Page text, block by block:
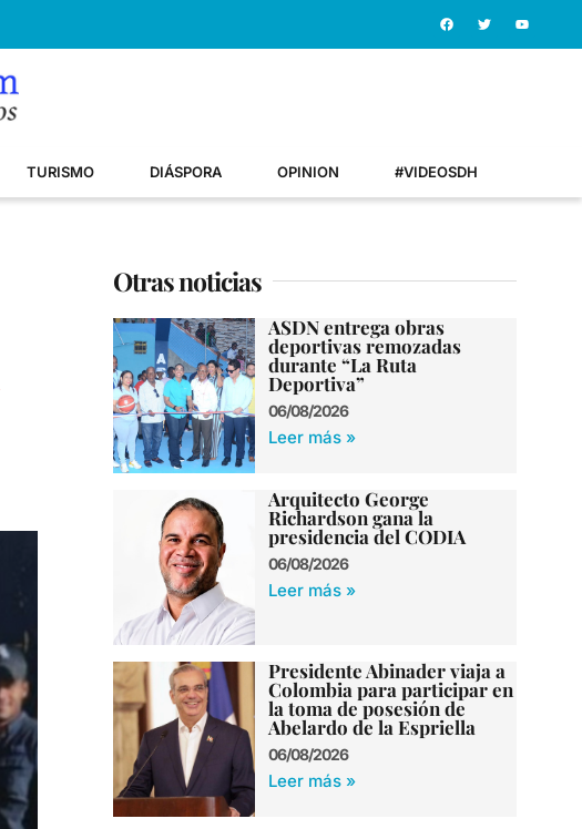
TURISMO DIÁSPORA OPINION #VIDEOSDH
Otras noticias
ASDN entrega obras
deportivas remozadas
durante “La Ruta
Deportiva”
06/08/2026
Leer más »
Arquitecto George
Richardson gana la
presidencia del CODIA
06/08/2026
Leer más »
Presidente Abinader viaja a
Colombia para participar en
la toma de posesión de
Abelardo de la Espriella
06/08/2026
Leer más »